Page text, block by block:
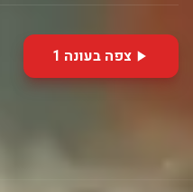
צפה בעונה 1